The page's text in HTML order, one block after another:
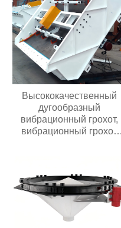
слоя
Высококачественный
дугообразный
вибрационный грохот,
вибрационный грохот